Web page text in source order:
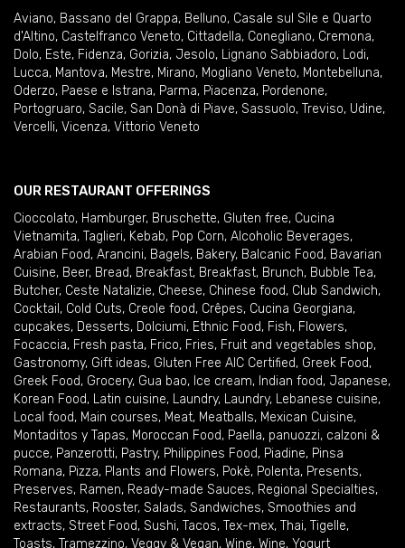
Aviano, Bassano del Grappa, Belluno, Casale sul Sile e Quarto
d'Altino, Castelfranco Veneto, Cittadella, Conegliano, Cremona,
Dolo, Este, Fidenza, Gorizia, Jesolo, Lignano Sabbiadoro, Lodi,
Lucca, Mantova, Mestre, Mirano, Mogliano Veneto, Montebelluna,
Oderzo, Paese e Istrana, Parma, Piacenza, Pordenone,
Portogruaro, Sacile, San Donà di Piave, Sassuolo, Treviso, Udine,
Vercelli, Vicenza, Vittorio Veneto
OUR RESTAURANT OFFERINGS
Cioccolato, Hamburger, Bruschette, Gluten free, Cucina
Vietnamita, Taglieri, Kebab, Pop Corn, Alcoholic Beverages,
Arabian Food, Arancini, Bagels, Bakery, Balcanic Food, Bavarian
Cuisine, Beer, Bread, Breakfast, Breakfast, Brunch, Bubble Tea,
Butcher, Ceste Natalizie, Cheese, Chinese food, Club Sandwich,
Cocktail , Cold Cuts, Creole food, Crêpes, Cucina Georgiana,
cupcakes, Desserts, Dolciumi, Ethnic Food, Fish, Flowers,
Focaccia, Fresh pasta, Frico, Fries, Fruit and vegetables shop,
Gastronomy, Gift ideas, Gluten Free AIC Certified, Greek Food,
Greek Food, Grocery, Gua bao, Ice cream, Indian food, Japanese,
Korean Food, Latin cuisine, Laundry, Laundry, Lebanese cuisine,
Local food, Main courses, Meat, Meatballs, Mexican Cuisine,
Montaditos y Tapas, Moroccan Food, Paella, panuozzi, calzoni &
pucce, Panzerotti, Pastry, Philippines Food, Piadine, Pinsa
Romana, Pizza, Plants and Flowers, Pokè, Polenta, Presents,
Preserves, Ramen, Ready-made Sauces, Regional Specialties,
Restaurants, Rooster, Salads, Sandwiches, Smoothies and
extracts, Street Food, Sushi, Tacos, Tex-mex, Thai, Tigelle,
Toasts, Tramezzino, Veggy & Vegan, Wine, Wine, Yogurt